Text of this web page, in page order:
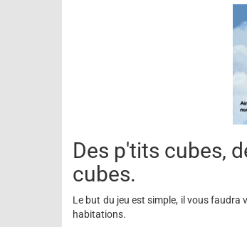
Des p'tits cubes,
cubes.
Le but du jeu est simple, il vous faudra
habitations.